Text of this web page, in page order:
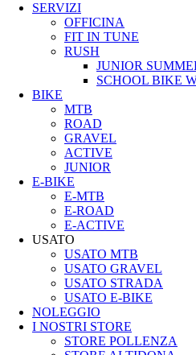
SERVIZI
OFFICINA
FIT IN TUNE
RUSH
JUNIOR
SCHOOL BIKE
BIKE
MTB
ROAD
GRAVEL
ACTIVE
JUNIOR
E-BIKE
E-MTB
E-ROAD
E-ACTIVE
USATO
USATO MTB
USATO GRAVEL
USATO STRADA
USATO E-BIKE
NOLEGGIO
I NOSTRI STORE
STORE POLLENZA